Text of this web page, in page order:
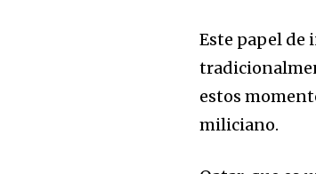
Este papel de
estos
miliciano.